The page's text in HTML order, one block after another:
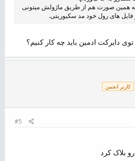
همین صورت هم از طریق ماژولش میتونی
فایل های رول خود مد سکیوریتی.
دایرکت ادمین باید چه کار کنیم؟
کاربر انجمن
#5